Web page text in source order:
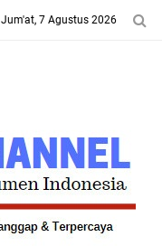
Jum'at, 7 Agustus 2026